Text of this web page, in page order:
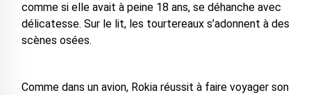
comme si elle avait à peine 18 ans, se déhanche avec
délicatesse. Sur le lit, les tourtereaux s’adonnent à des
scènes osées.
Comme dans un avion, Rokia réussit à faire voyager son